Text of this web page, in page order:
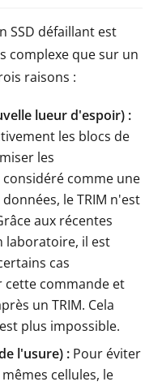
SSD défaillant est
complexe que sur un
raisons :
lueur d'espoir) :
les blocs de
les
comme une
le TRIM n'est
aux récentes
laboratoire, il est
cas
cette commande et
un TRIM. Cela
plus impossible.
l'usure) : Pour éviter
cellules, le